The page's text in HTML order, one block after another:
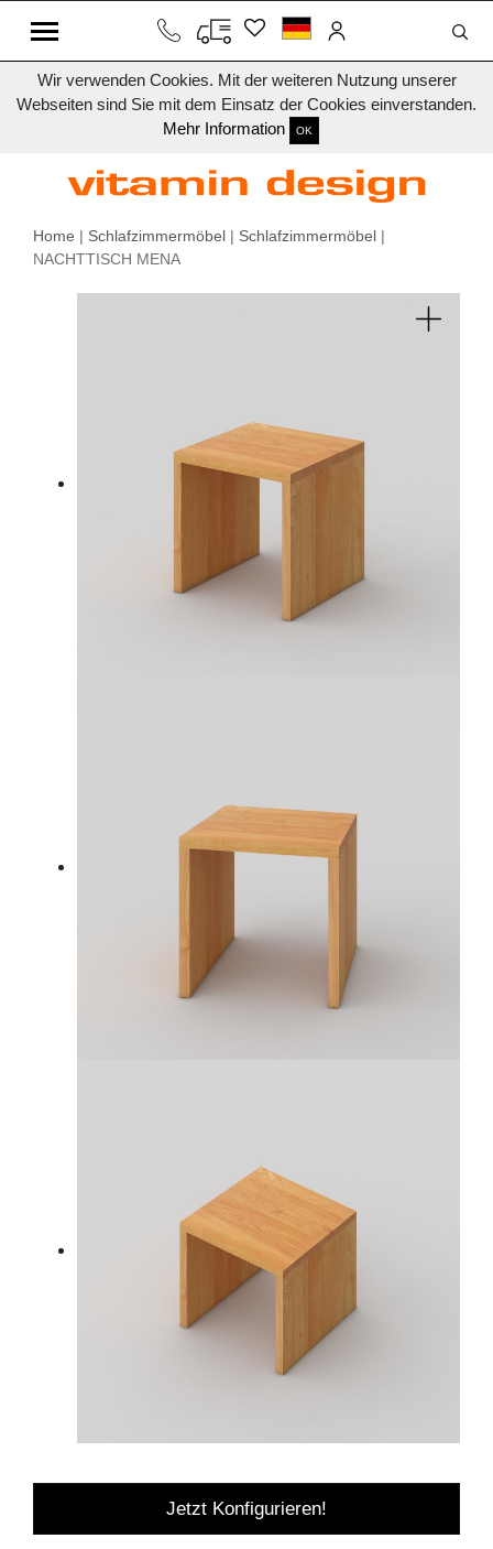
Wir verwenden Cookies. Mit der weiteren Nutzung unserer
Webseiten sind Sie mit dem Einsatz der Cookies einverstanden.
Mehr Information
OK
Home | Schlafzimmermöbel | Schlafzimmermöbel |
NACHTTISCH MENA
Jetzt Konfigurieren!